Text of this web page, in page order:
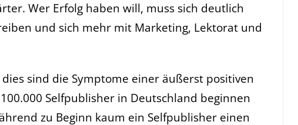
Wer Erfolg haben will, muss sich deutlich
und sich mehr mit Marketing, Lektorat und
sind die Symptome einer äußerst positiven
Selfpublisher in Deutschland beginnen
zu Beginn kaum ein Selfpublisher einen